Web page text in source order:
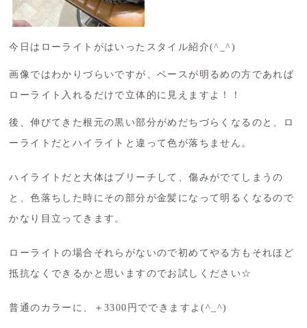
今日はローライトがはいったスタイル紹介(^_^)
画像ではわかりづらいですが、ベースが明るめの方であれば
ローライト入れるだけで立体的に見えますよ！！
後、伸びてきた根元の黒い部分がめだちづらくなるのと、ロ
ーライトだとハイライトと違って色が落ちません。
ハイライトだと大体はブリーチして、傷みがでてしまうの
と、色落ちした時にその部分が金髪になって明るくなるので
かなり目立ってきます。
ローライトの場合それらがないので初めてやる方もそれほど
抵抗なくできるかと思いますのでお試しください☆
普通のカラーに、＋3300円でできますよ(^_^)